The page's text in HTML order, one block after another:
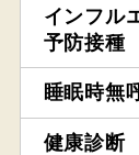
インフル
予防接種
睡眠時無
健康診断